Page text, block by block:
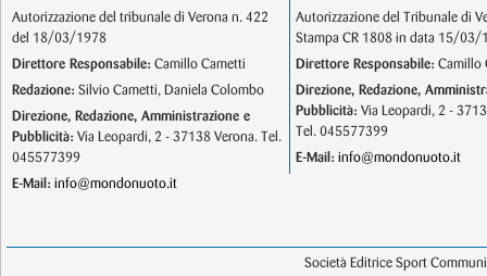
Autorizzazione del tribunale di Verona n. 422
del 18/03/1978
Direttore Responsabile: Camillo Cametti
Redazione: Silvio Cametti, Daniela Colombo
Direzione, Redazione, Amministrazione e
Pubblicità: Via Leopardi, 2 - 37138 Verona. Tel.
045577399
E-Mail: info@mondonuoto.it
Autorizzazione del Tribunale di
Stampa CR 1808 in data 15/03/
Direttore Responsabile: Camillo
Direzione, Redazione,
Pubblicità: Via Leopardi, 2 -
Tel. 045577399
E-Mail: info@mondonuoto.it
Società Editrice Sport